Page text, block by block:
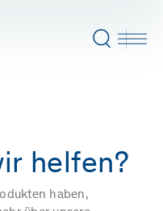
helfen?
haben,